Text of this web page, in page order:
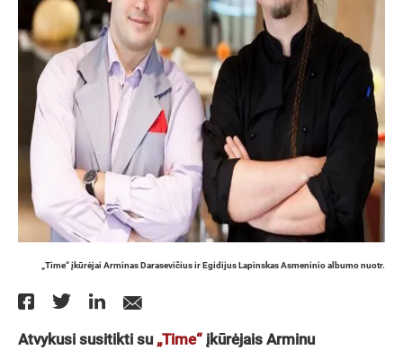
„Time“ įkūrėjai Arminas Darasevičius ir Egidijus Lapinskas Asmeninio albumo nuotr.
Atvykusi susitikti su „Time“ įkūrėjais Arminu